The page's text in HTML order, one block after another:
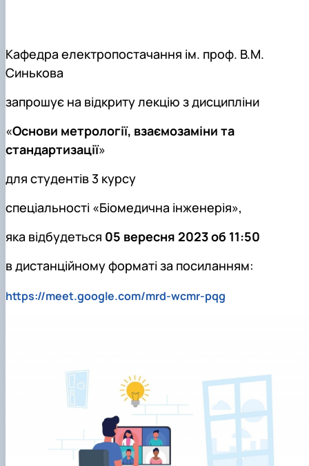
Кафедра електропостачання ім. проф. В.М.
Синькова
запрошує на відкриту лекцію з дисципліни
«Основи метрології, взаємозаміни та
стандартизації»
для студентів 3 курсу
спеціальності «Біомедична інженерія»,
яка відбудеться 05 вересня 2023 об 11:50
в дистанційному форматі за посиланням:
https://meet.google.com/mrd-wcmr-pqg